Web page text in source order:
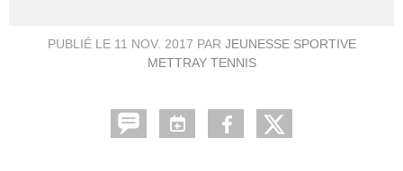
PUBLIÉ LE 11 NOV. 2017 PAR JEUNESSE SPORTIVE
METTRAY TENNIS